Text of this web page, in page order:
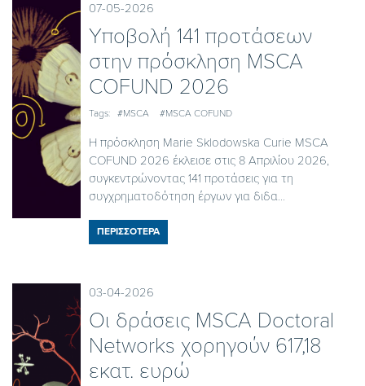
07-05-2026
Yποβολή 141 προτάσεων
στην πρόσκληση MSCA
COFUND 2026
Tags: #MSCA #MSCA COFUND
Η πρόσκληση Marie Sklodowska Curie MSCA
COFUND 2026 έκλεισε στις 8 Απριλίου 2026,
συγκεντρώνοντας 141 προτάσεις για τη
συγχρηματοδότηση έργων για διδα...
ΠΕΡΙΣΣΟΤΕΡΑ
03-04-2026
Οι δράσεις MSCA Doctoral
Networks χορηγούν 617,18
εκατ. ευρώ